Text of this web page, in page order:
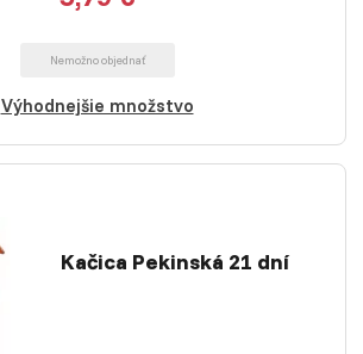
Nemožno objednať
Výhodnejšie množstvo
Kačica Pekinská 21 dní